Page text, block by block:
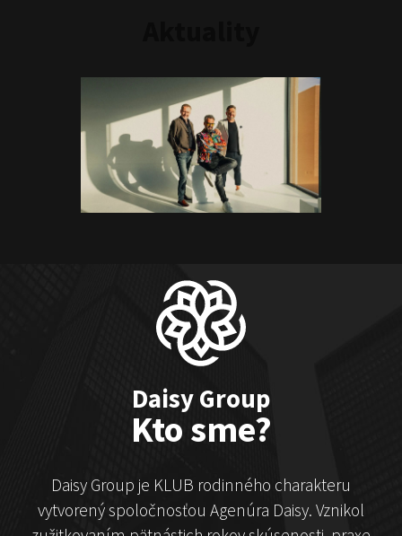
Show program
Juraj Šoko Tabaček
Michal Hudák
Marián
Čekovský
ČekyPOINT
Show program
Marián Čekovský
Daisy Group
Kto sme?
Daisy Group je KLUB rodinného charakteru
vytvorený spoločnosťou Agenúra Daisy. Vznikol